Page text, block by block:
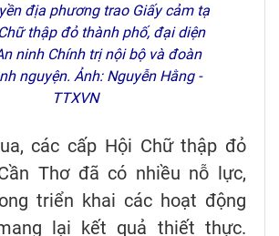
địa phương trao Giấy cảm tạ
thập đỏ thành phố, đại diện
ninh Chính trị nội bộ và đoàn
nguyện. Ảnh: Nguyễn Hằng -
TTXVN
các cấp Hội Chữ thập đỏ
Thơ đã có nhiều nỗ lực,
triển khai các hoạt động
lại kết quả thiết thực.